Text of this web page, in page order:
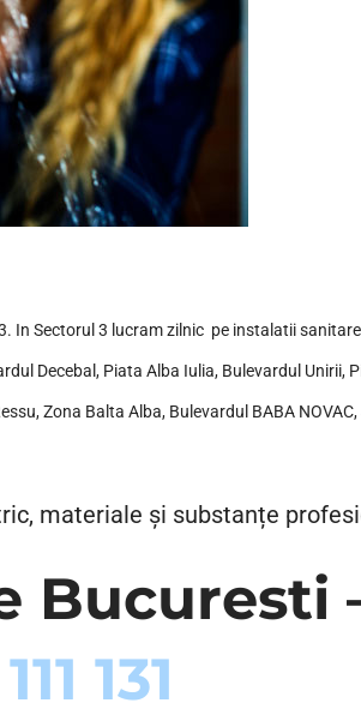
Sectorul 3 lucram zilnic pe instalatii
Decebal, Piata Alba Iulia, Bulevardul Unirii,
Zona Balta Alba, Bulevardul BABA
materiale și substanțe
Bucuresti
131